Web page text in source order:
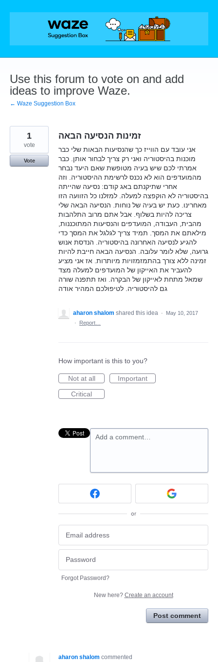
Skip
Use this forum to vote on and add
ideas to improve Waze.
← Waze Suggestion Box
זמינות הנסיעה הבאה
אני עובד עם הווייז כך שהנסיעות הבאות שלי כבר
מוכנות בהיסטוריה ואני רק צריך לבחור אותן. כבר
אמרתי לכם שיש בעיה מטופשת שאם היעד נבחר
מהמועדפים הוא לא נכנס לרשימת ההיסטוריה. וזה
אחרי שתיקנתם באג קודם: נסיעה שהייתה
בהיסטוריה לא הוקפצה למעלה. למזלנו כל הזוועה הזו
מאחרינו. כעת יש בעיה של נוחות. הנסיעה הבאה שלי
צריכה להיות בשלוף. אבל אתם מרוב התלהבות
מהבית, העבודה, המועדפים והנסיעות המתוכננות,
מילאתם את המסך. תמיד צריך לגלגל את המסך כדי
להגיע לנסיעה האחרונה בהיסטוריה. הנדסת אנוש
גרועה, שלא לומר עלובה. הנסיעה הבאה חייבת להיות
זמינה ללא צורך בהתמזמזויות מיותרות. אז אני מציע
להעביר את האייקון של המועדפים למעלה מצד
שמאל מתחת לאייקון של הבקרה. ואז תתפנה שורה
גם להיסטוריה. לטיפולכם המהיר אודה
1
vote
Vote
aharon shalom shared this idea ·
May 10, 2017
·
Report…
How important is this to you?
Not at all
Important
Critical
Add a comment…
or
Forgot Password?
New here? Create an account
Post comment
aharon shalom commented